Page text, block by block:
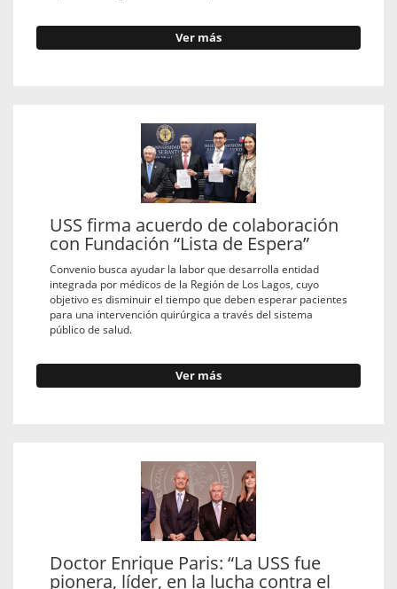
Ver más
USS firma acuerdo de colaboración
con Fundación “Lista de Espera”
Convenio busca ayudar la labor que desarrolla entidad
integrada por médicos de la Región de Los Lagos, cuyo
objetivo es disminuir el tiempo que deben esperar pacientes
para una intervención quirúrgica a través del sistema
público de salud.
Ver más
Doctor Enrique Paris: “La USS fue
pionera, líder, en la lucha contra el